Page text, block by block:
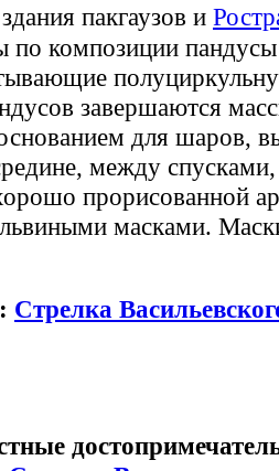
пакгаузов и
по композиции
завершаются
для шаров,
между
прорисованной
масками.
Стрелка